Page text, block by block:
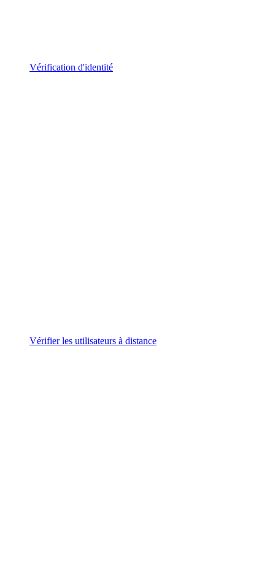
Vérification d'identité
Vérifier les utilisateurs à distance